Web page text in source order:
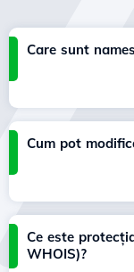
Care sunt
Cum pot
Ce este
WHOIS)?